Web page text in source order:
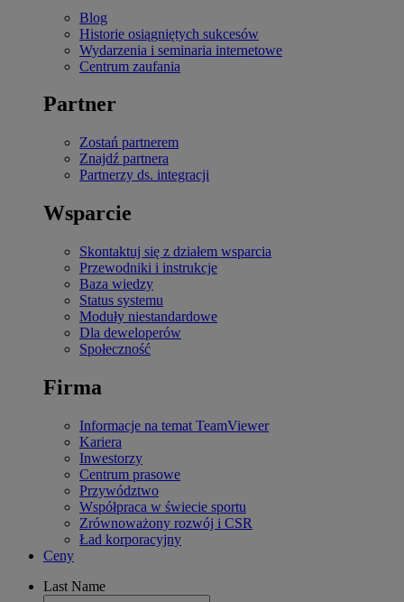
Blog
Historie osiągniętych sukcesów
Wydarzenia i seminaria internetowe
Centrum zaufania
Partner
Zostań partnerem
Znajdź partnera
Partnerzy ds. integracji
Wsparcie
Skontaktuj się z działem wsparcia
Przewodniki i instrukcje
Baza wiedzy
Status systemu
Moduły niestandardowe
Dla deweloperów
Społeczność
Firma
Informacje na temat TeamViewer
Kariera
Inwestorzy
Centrum prasowe
Przywództwo
Współpraca w świecie sportu
Zrównoważony rozwój i CSR
Ład korporacyjny
Ceny
Last Name